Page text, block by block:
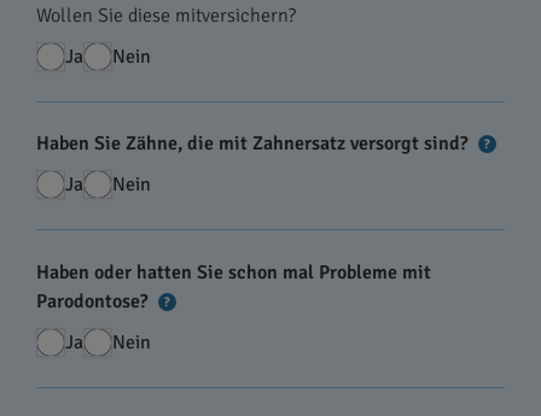
Wollen Sie diese mitversichern?
Ja
Nein
Haben Sie Zähne, die mit Zahnersatz versorgt sind? ?
Ja Nein
Haben oder hatten Sie schon mal Probleme mit
Parodontose?
?
Ja Nein